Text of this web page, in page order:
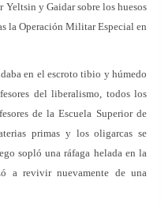
y Gaidar sobre los huesos
la Operación Militar Especial en
en el escroto tibio y húmedo
del liberalismo, todos los
de la Escuela Superior de
primas y los oligarcas se
sopló una ráfaga helada en la
a revivir nuevamente de una